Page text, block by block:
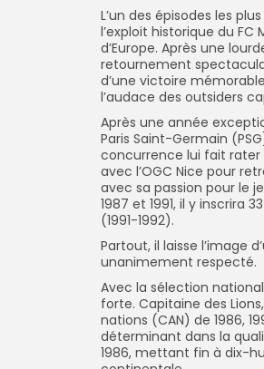
L’un des épisodes les
l’exploit historique du
d’Europe. Après une
retournement
d’une victoire
l’audace des outsiders
Après une année
Paris Saint-Germain
concurrence lui fait rater
avec l’OGC Nice pour
avec sa passion pour le
1987 et 1991, il y inscrira
(1991-1992).
Partout, il laisse l’image
unanimement respecté.
Avec la sélection
forte. Capitaine des
nations (CAN) de 1986,
déterminant dans la
1986, mettant fin à dix-